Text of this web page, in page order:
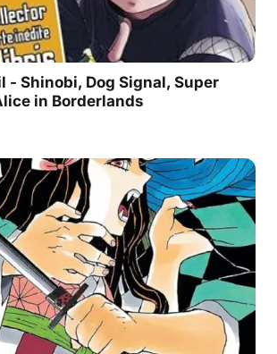
- Shinobi, Dog Signal, Super
in Borderlands